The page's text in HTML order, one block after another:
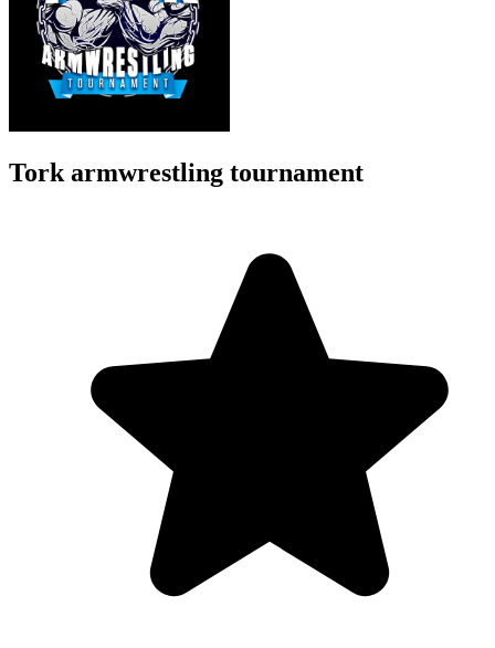
Tork armwrestling tournament